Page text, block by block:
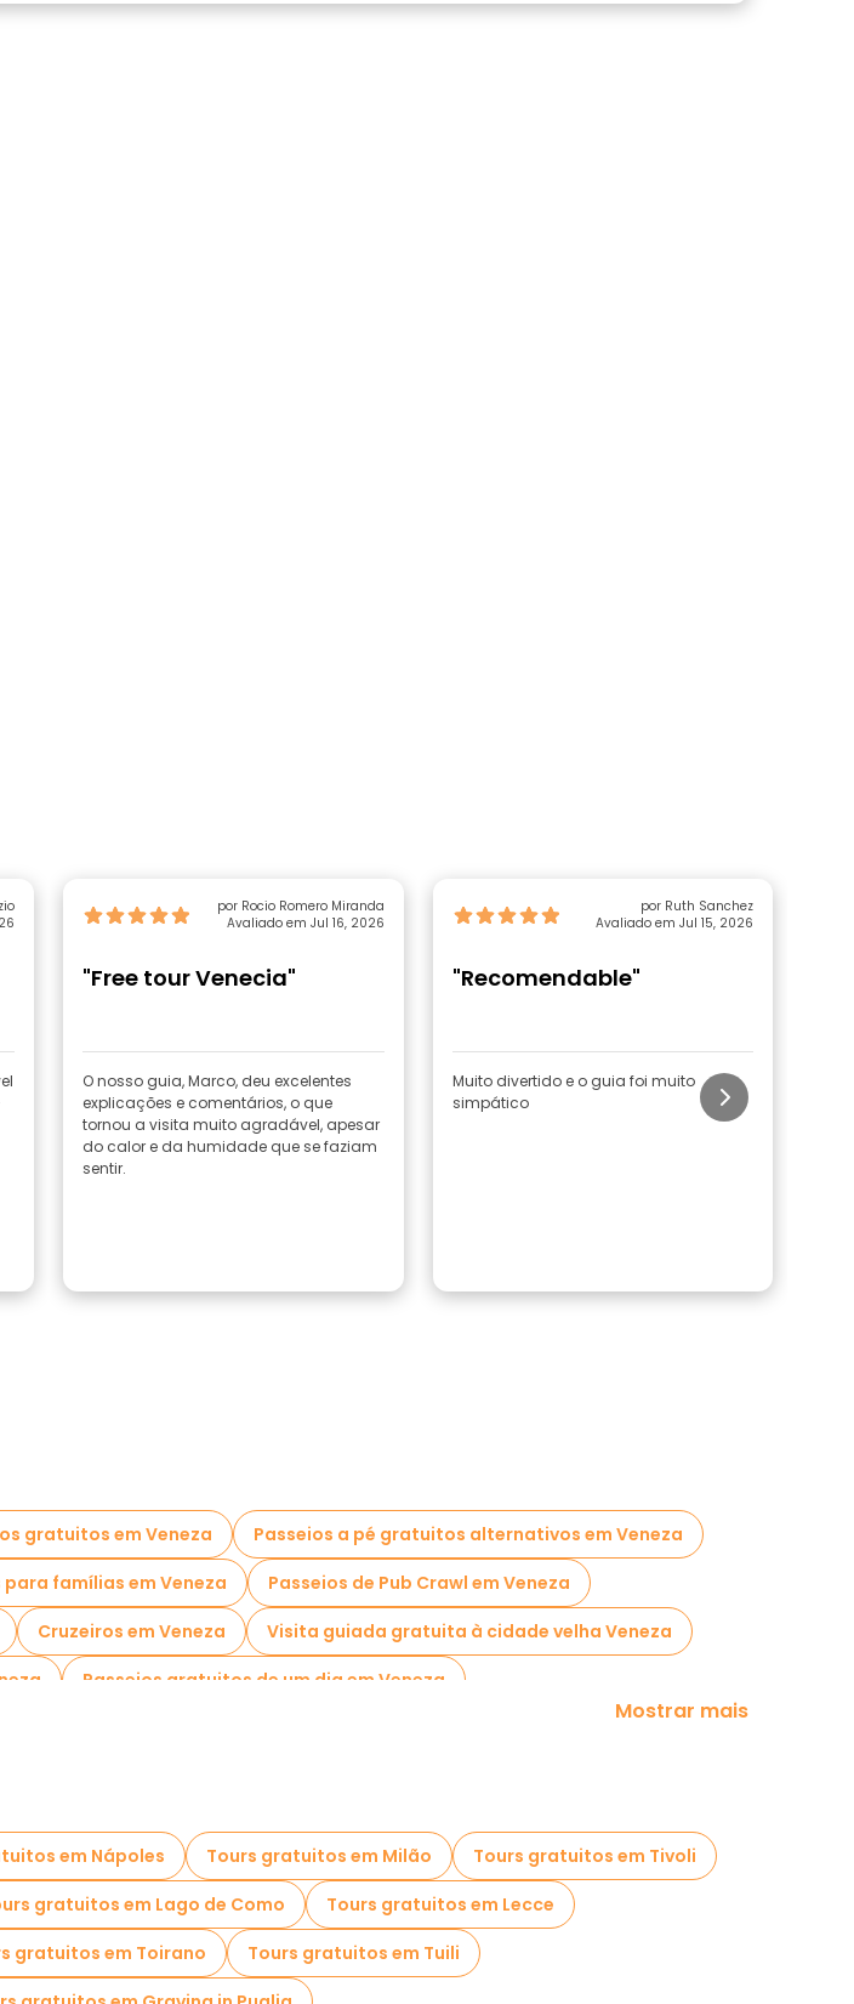
por Rocio Romero Miranda
Avaliado em Jul 16, 2026
"Free tour Venecia"
O nosso guia, Marco, deu excelentes
explicações e comentários, o que
tornou a visita muito agradável, apesar
do calor e da humidade que se faziam
sentir.
por Ruth Sanchez
Avaliado em Jul 15, 2026
"Recomendable"
Muito divertido e o guia foi muito
simpático
gratuitos em Veneza
Passeios a pé gratuitos alternativos em Veneza
famílias em Veneza
Passeios de Pub Crawl em Veneza
Cruzeiros em Veneza
Visita guiada gratuita à cidade velha Veneza
Passeios gratuitos de um dia em Veneza
Mostrar mais
em Nápoles Tours gratuitos em Milão
Tours gratuitos em Tivoli
gratuitos em Lago de Como
Tours gratuitos em Lecce
gratuitos em Toirano
Tours gratuitos em Tuili